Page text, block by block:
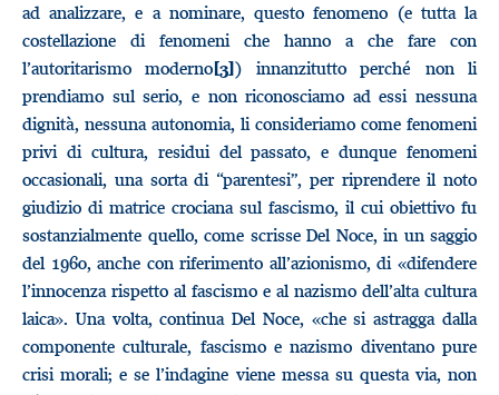
ad analizzare, e a nominare, questo fenomeno (e tutta la
costellazione di fenomeni che hanno a che fare con
l’autoritarismo moderno[3]) innanzitutto perché non li
prendiamo sul serio, e non riconosciamo ad essi nessuna
dignità, nessuna autonomia, li consideriamo come fenomeni
privi di cultura, residui del passato, e dunque fenomeni
occasionali, una sorta di “parentesi”, per riprendere il noto
giudizio di matrice crociana sul fascismo, il cui obiettivo fu
sostanzialmente quello, come scrisse Del Noce, in un saggio
del 1960, anche con riferimento all’azionismo, di «difendere
l’innocenza rispetto al fascismo e al nazismo dell’alta cultura
laica». Una volta, continua Del Noce, «che si astragga dalla
componente culturale, fascismo e nazismo diventano pure
crisi morali; e se l’indagine viene messa su questa via, non